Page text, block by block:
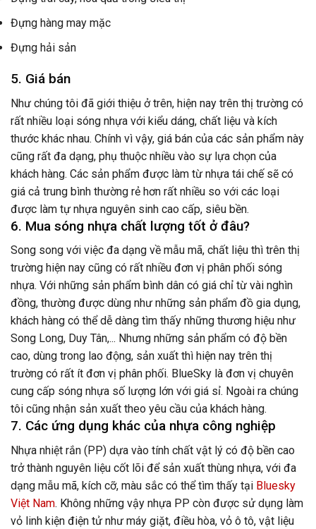
Đựng hàng may mặc
Đựng hải sản
5. Giá bán
Như chúng tôi đã giới thiệu ở trên, hiện nay trên thị trường có
rất nhiều loại sóng nhựa với kiểu dáng, chất liệu và kích
thước khác nhau. Chính vì vậy, giá bán của các sản phẩm này
cũng rất đa dạng, phụ thuộc nhiều vào sự lựa chọn của
khách hàng. Các sản phẩm được làm từ nhựa tái chế sẽ có
giá cả trung bình thường rẻ hơn rất nhiều so với các loại
được làm tự nhựa nguyên sinh cao cấp, siêu bền.
6. Mua sóng nhựa chất lượng tốt ở đâu?
Song song với việc đa dạng về mẫu mã, chất liệu thì trên thị
trường hiện nay cũng có rất nhiều đơn vị phân phối sóng
nhựa. Với những sản phẩm bình dân có giá chỉ từ vài nghìn
đồng, thường được dùng như những sản phẩm đồ gia dụng,
khách hàng có thể dễ dàng tìm thấy những thương hiệu như
Song Long, Duy Tân,... Nhưng những sản phẩm có độ bền
cao, dùng trong lao động, sản xuất thì hiện nay trên thị
trường có rất ít đơn vị phân phối. BlueSky là đơn vị chuyên
cung cấp sóng nhựa số lượng lớn với giá sỉ. Ngoài ra chúng
tôi cũng nhận sản xuất theo yêu cầu của khách hàng.
7. Các ứng dụng khác của nhựa công nghiệp
Nhựa nhiệt rắn (PP) dựa vào tính chất vật lý có độ bền cao
trở thành nguyên liệu cốt lõi để sản xuất thùng nhựa, với đa
dạng mẫu mã, kích cỡ, màu sắc có thể tìm thấy tại Bluesky
Việt Nam. Không những vậy nhựa PP còn được sử dụng làm
vỏ linh kiện điện tử như máy giặt, điều hòa, vỏ ô tô, vật liệu